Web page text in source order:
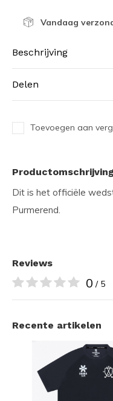
Vandaag
Beschrijving
Delen
Toevoegen aan
Productomschrijving
Dit is het officiële
Purmerend.
Reviews
0 / 5
Recente artikelen